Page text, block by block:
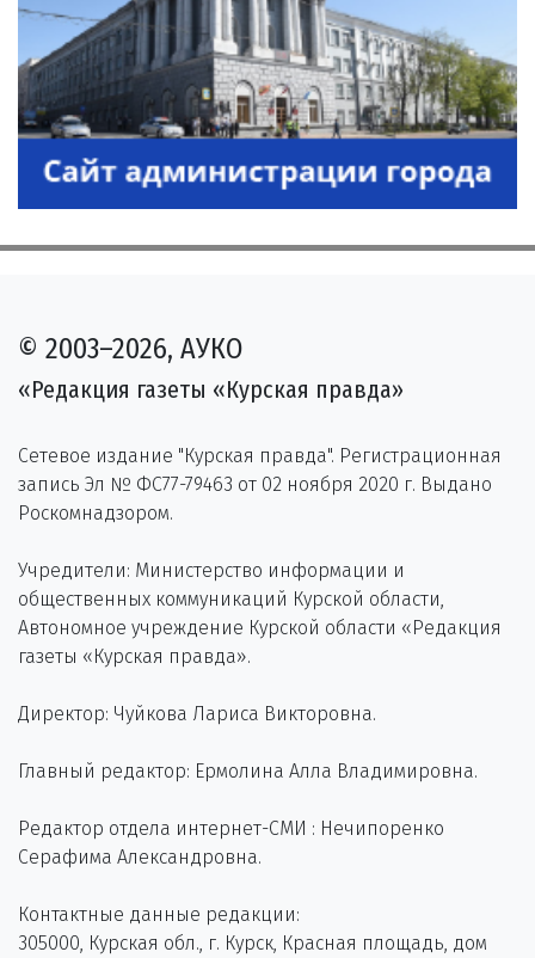
© 2003–2026, АУКО
«Редакция газеты «Курская правда»
Сетевое издание "Курская правда". Регистрационная
запись Эл № ФС77-79463 от 02 ноября 2020 г. Выдано
Роскомнадзором.
Учредители: Министерство информации и
общественных коммуникаций Курской области,
Автономное учреждение Курской области «Редакция
газеты «Курская правда».
Директор: Чуйкова Лариса Викторовна.
Главный редактор: Ермолина Алла Владимировна.
Редактор отдела интернет-СМИ : Нечипоренко
Серафима Александровна.
Контактные данные редакции:
305000, Курская обл., г. Курск, Красная площадь, дом